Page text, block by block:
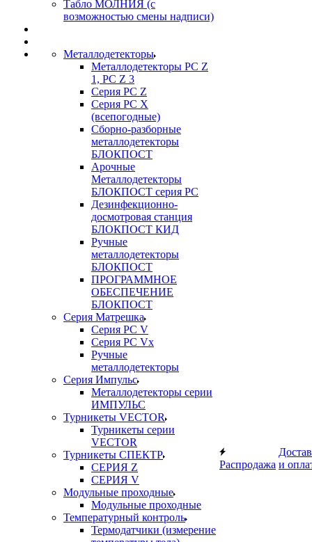
Табло МОЛНИЯ (с
возможностью смены надписи)
Металлодетекторы
Металлодетекторы РС Z
1, PC Z 3
Серия РС Z
Серия РС X
(всепогодные)
Сборно-разборные
металлодетекторы
БЛОКПОСТ
Арочные
Металлодетекторы
БЛОКПОСТ серия РС
Дезинфекционно-
досмотровая станция
БЛОКПОСТ КИД
Ручные
металлодетекторы
БЛОКПОСТ
ПРОГРАММНОЕ
ОБЕСПЕЧЕНИЕ
БЛОКПОСТ
Серия Матрешка
Серия PC V
Серия PC Vx
Ручные
металлодетекторы
Серия Импульс
Металлодетекторы серии
ИМПУЛЬС
Турникеты VECTOR
Турникеты серии
VECTOR
Турникеты СПЕКТР
СЕРИЯ Z
СЕРИЯ V
Модульные проходные
Модульные проходные
Температурный контроль
Термодатчики (измерение
Распродажа и